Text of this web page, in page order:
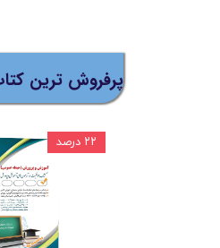
۲۲ درصد
پرفروش ترین